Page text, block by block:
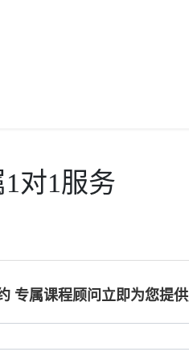
对1服务
专属课程顾问立即为您提